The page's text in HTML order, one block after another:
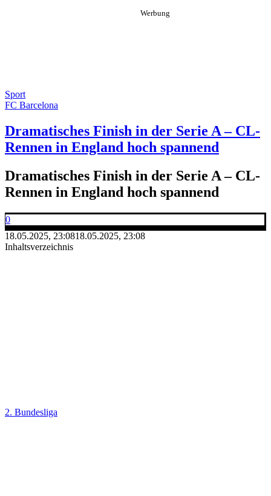
Sport
FC Barcelona
Dramatisches Finish in der Serie A – CL-
Rennen in England hoch spannend
Dramatisches Finish in der Serie A – CL-
Rennen in England hoch spannend
0
18.05.2025, 23:0818.05.2025, 23:08
Inhaltsverzeichnis
2. Bundesliga